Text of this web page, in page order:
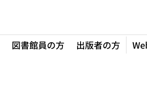
図書館員の方 出版者の方